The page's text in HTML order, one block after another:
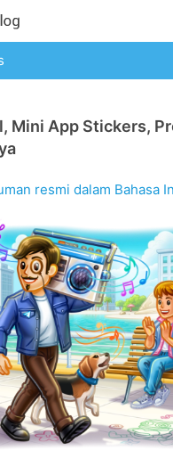
Mini App Stickers,
resmi dalam Bahasa